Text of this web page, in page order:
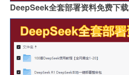
DeepSeek全套部署资料免费下载